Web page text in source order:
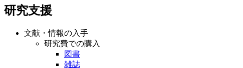
研究支援
文献・情報の入手
研究費での購入
図書
雑誌